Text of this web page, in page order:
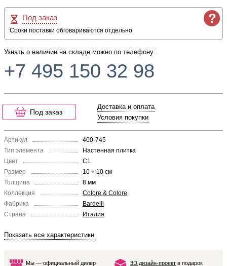
?
Под заказ
Сроки поставки обговариваются отдельно
Узнать о наличии на складе можно по телефону:
+7 495 150 32 98
Под заказ
Доставка и оплата
Условия покупки
Артикул
400-745
Тип элемента
Настенная плитка
Цвет
C1
Размер
10 × 10 см
Толщина
8 мм
Коллекция
Colore & Colore
Фабрика
Bardelli
Страна
Италия
Показать все характеристики
Мы — официальный дилер 3D дизайн-проект в подарок